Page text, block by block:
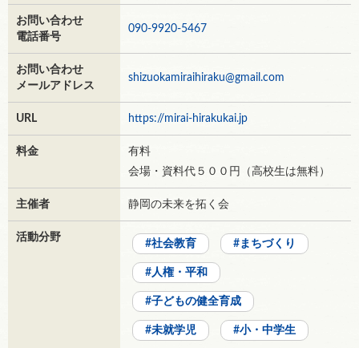
お問い合わせ
電話番号
090-9920-5467
お問い合わせ
メールアドレス
shizuokamiraihiraku@gmail.com
URL https://mirai-hirakukai.jp
料金
有料
会場・資料代５００円（高校生は無料）
主催者 静岡の未来を拓く会
活動分野
社会教育 まちづくり
人権・平和
子どもの健全育成
未就学児 小・中学生